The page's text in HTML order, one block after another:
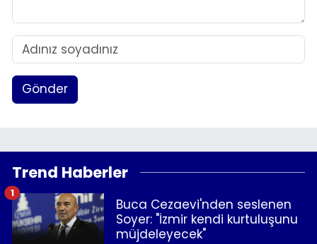
Gönder
Trend Haberler
Buca Cezaevi'nden seslenen
Soyer: "İzmir kendi kurtuluşunu
müjdeleyecek"
1